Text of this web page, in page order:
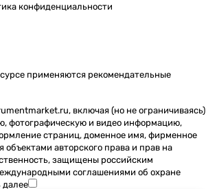
конфиденциальности
применяются рекомендательные
включая (но не ограничиваясь)
фотографическую и видео информацию,
страниц, доменное имя, фирменное
объектами авторского права и прав на
защищены российским
соглашениями об охране
далее